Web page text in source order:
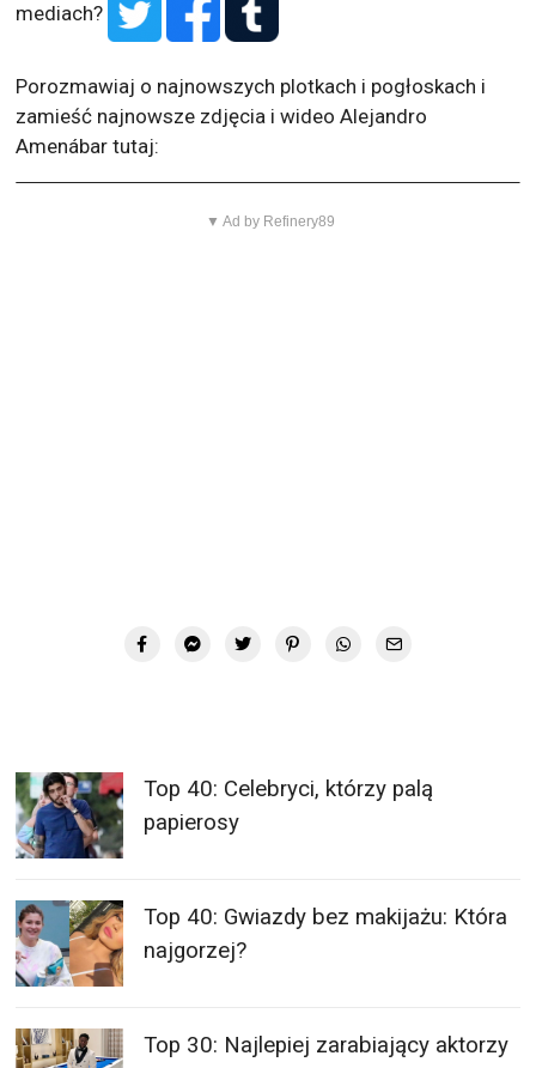
mediach?
Porozmawiaj o najnowszych plotkach i pogłoskach i
zamieść najnowsze zdjęcia i wideo Alejandro
Amenábar tutaj:
▼ Ad by Refinery89
Top 40: Celebryci, którzy palą
papierosy
Top 40: Gwiazdy bez makijażu: Która
najgorzej?
Top 30: Najlepiej zarabiający aktorzy